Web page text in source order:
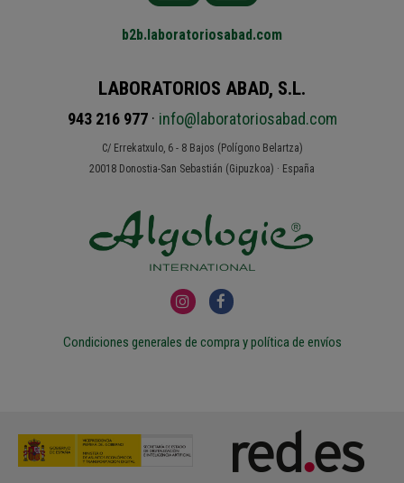
b2b.laboratoriosabad.com
LABORATORIOS ABAD, S.L.
943 216 977· info@laboratoriosabad.com
C/ Errekatxulo, 6 - 8 Bajos (Polígono Belartza)
20018 Donostia-San Sebastián (Gipuzkoa) · España
Condiciones generales de compra y política de envíos